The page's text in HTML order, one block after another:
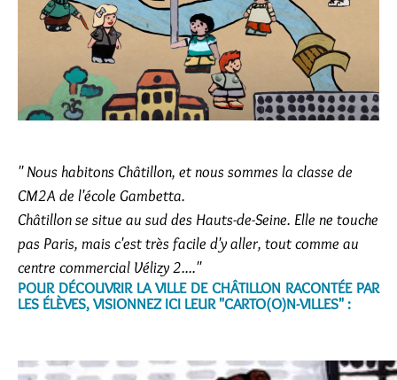
" Nous habitons Châtillon, et nous sommes la classe de
CM2A de l'école Gambetta.
Châtillon se situe au sud des Hauts-de-Seine. Elle ne touche
pas Paris, mais c'est très facile d'y aller, tout comme au
centre commercial Vélizy 2...."
POUR DÉCOUVRIR LA VILLE DE CHÂTILLON RACONTÉE PAR
LES ÉLÈVES, VISIONNEZ ICI LEUR "CARTO(O)N-VILLES" :